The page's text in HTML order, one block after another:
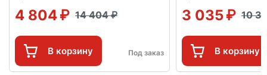
4 804 14 404
В корзину Под заказ
3 035 10
В корзину